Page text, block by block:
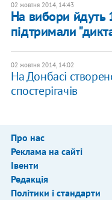
02 жовтня 2014, 14:43
На вибори йдуть
підтримали
02 жовтня 2014, 14:02
На Донбасі
спостерігачів
Про нас
Реклама на сайті
Івенти
Редакція
Політики і стандарти